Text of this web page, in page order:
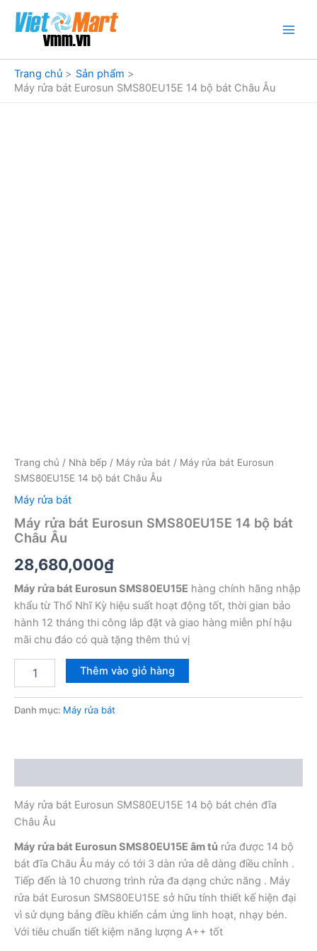
dung
Trang chủ
Sản phẩm
Máy rửa bát Eurosun SMS80EU15E 14 bộ bát Châu Âu
Trang chủ / Nhà bếp / Máy rửa bát / Máy rửa bát Eurosun
SMS80EU15E 14 bộ bát Châu Âu
Máy rửa bát
Máy rửa bát Eurosun SMS80EU15E 14 bộ bát
Châu Âu
28,680,000₫
Máy rửa bát Eurosun SMS80EU15E hàng chính hãng nhập
khẩu từ Thổ Nhĩ Kỳ hiệu suất hoạt động tốt, thời gian bảo
hành 12 tháng thi công lắp đặt và giao hàng miễn phí hậu
mãi chu đáo có quà tặng thêm thú vị
Eurosun
số
lượng
Thêm vào giỏ hàng
Danh mục: Máy rửa bát
Máy rửa bát Eurosun SMS80EU15E 14 bộ bát chén đĩa
Châu Âu
Máy rửa bát Eurosun SMS80EU15E âm tủ rửa được 14 bộ
bát đĩa Châu Âu máy có tới 3 dàn rửa dễ dàng điều chỉnh .
Tiếp đến là 10 chương trình rửa đa dạng chức năng . Máy
rửa bát Eurosun SMS80EU15E sở hữu tính thiết kế hiện đại
vì sử dụng bảng điều khiển cảm ứng linh hoạt, nhạy bén.
Với tiêu chuẩn tiết kiệm năng lượng A++ tốt